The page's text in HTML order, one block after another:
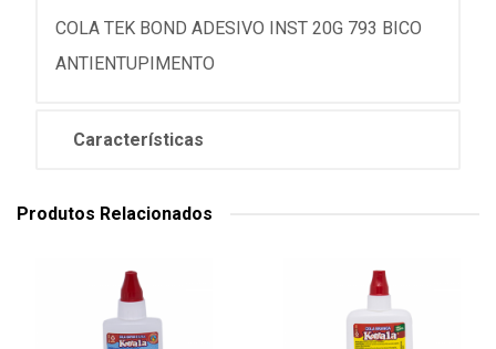
COLA TEK BOND ADESIVO INST 20G 793 BICO
ANTIENTUPIMENTO
Características
Produtos Relacionados